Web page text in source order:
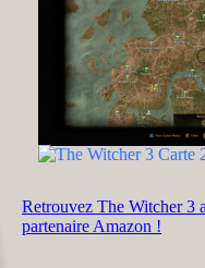
Retrouvez The Witcher 3
partenaire Amazon !